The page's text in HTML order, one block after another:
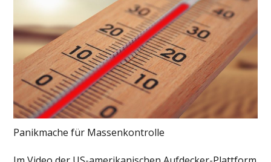
Panikmache für Massenkontrolle